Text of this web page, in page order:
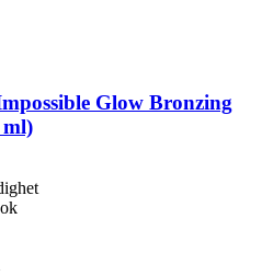
Glow Bronzing
ml)